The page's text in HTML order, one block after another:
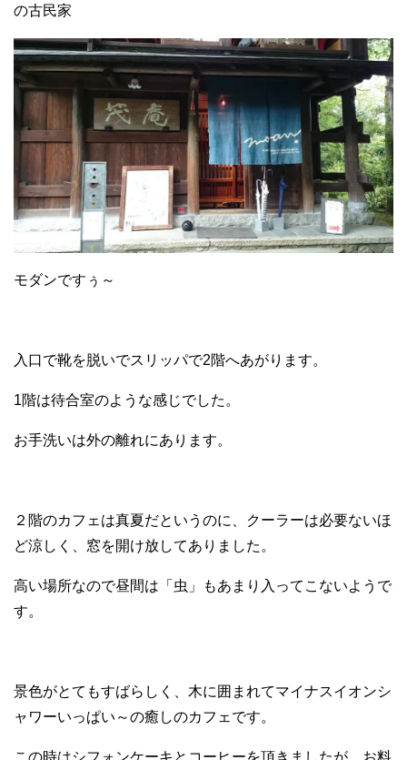
の古民家
モダンですぅ～
入口で靴を脱いでスリッパで2階へあがります。
1階は待合室のような感じでした。
お手洗いは外の離れにあります。
２階のカフェは真夏だというのに、クーラーは必要ないほ
ど涼しく、窓を開け放してありました。
高い場所なので昼間は「虫」もあまり入ってこないようで
す。
景色がとてもすばらしく、木に囲まれてマイナスイオンシ
ャワーいっぱい～の癒しのカフェです。